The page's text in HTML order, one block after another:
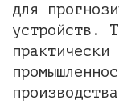
для
устройств.